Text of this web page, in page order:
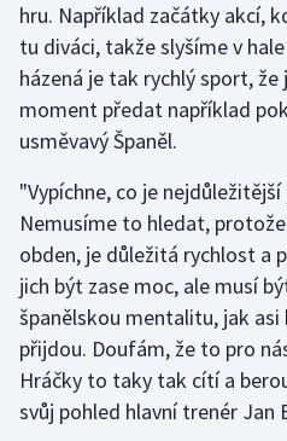
Krasobruslení
Lezení
Lyže a snowboard
Moderní pětiboj
Motorsport
Olympijské hry
Parasport
Plavání
hru. Například začátky akcí,
tu diváci, takže slyšíme v
házená je tak rychlý sport,
moment předat například
usměvavý Španěl.
"Vypíchne, co je
Nemusíme to hledat,
obden, je důležitá rychlost a
jich být zase moc, ale musí
španělskou mentalitu, jak
přijdou. Doufám, že to pro
Hráčky to taky tak cítí a
svůj pohled hlavní trenér Jan